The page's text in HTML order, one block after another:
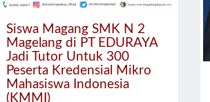
Siswa Magang SMK N 2
Magelang di PT EDURAYA
Jadi Tutor Untuk 300
Peserta Kredensial Mikro
Mahasiswa Indonesia
(KMMI)